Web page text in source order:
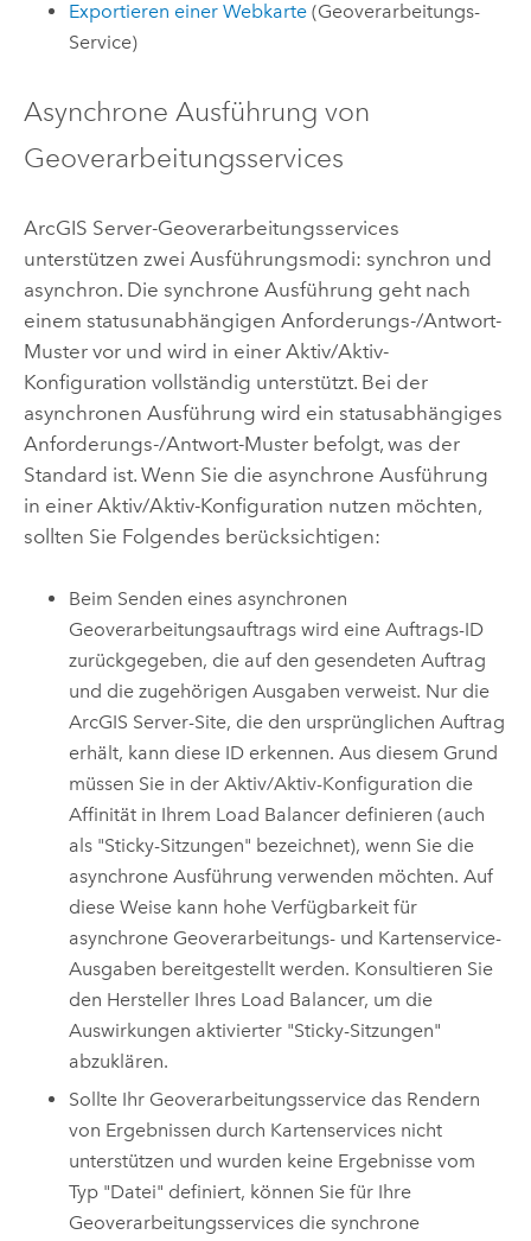
Exportieren einer Webkarte (Geoverarbeitungs-
Service)
Asynchrone Ausführung von
Geoverarbeitungsservices
ArcGIS Server-Geoverarbeitungsservices
unterstützen zwei Ausführungsmodi: synchron und
asynchron. Die synchrone Ausführung geht nach
einem statusunabhängigen Anforderungs-/Antwort-
Muster vor und wird in einer Aktiv/Aktiv-
Konfiguration vollständig unterstützt. Bei der
asynchronen Ausführung wird ein statusabhängiges
Anforderungs-/Antwort-Muster befolgt, was der
Standard ist. Wenn Sie die asynchrone Ausführung
in einer Aktiv/Aktiv-Konfiguration nutzen möchten,
sollten Sie Folgendes berücksichtigen:
Beim Senden eines asynchronen
Geoverarbeitungsauftrags wird eine Auftrags-ID
zurückgegeben, die auf den gesendeten Auftrag
und die zugehörigen Ausgaben verweist. Nur die
ArcGIS Server-Site, die den ursprünglichen Auftrag
erhält, kann diese ID erkennen. Aus diesem Grund
müssen Sie in der Aktiv/Aktiv-Konfiguration die
Affinität in Ihrem Load Balancer definieren (auch
als "Sticky-Sitzungen" bezeichnet), wenn Sie die
asynchrone Ausführung verwenden möchten. Auf
diese Weise kann hohe Verfügbarkeit für
asynchrone Geoverarbeitungs- und Kartenservice-
Ausgaben bereitgestellt werden. Konsultieren Sie
den Hersteller Ihres Load Balancer, um die
Auswirkungen aktivierter "Sticky-Sitzungen"
abzuklären.
Sollte Ihr Geoverarbeitungsservice das Rendern
von Ergebnissen durch Kartenservices nicht
unterstützen und wurden keine Ergebnisse vom
Typ "Datei" definiert, können Sie für Ihre
Geoverarbeitungsservices die synchrone